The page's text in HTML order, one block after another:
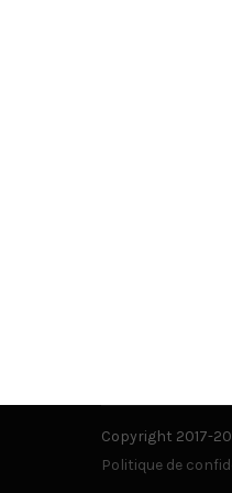
Copyright 2017-
Politique de